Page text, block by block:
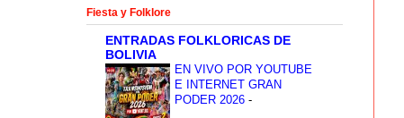
Fiesta y Folklore
ENTRADAS FOLKLORICAS DE
BOLIVIA
EN VIVO POR YOUTUBE
E INTERNET GRAN
PODER 2026 -